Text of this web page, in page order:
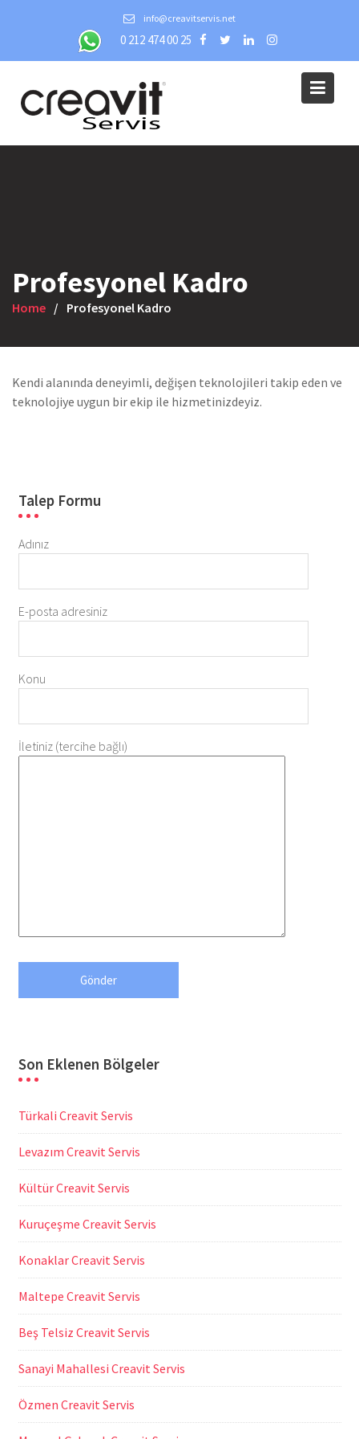
info@creavitservis.net
0 212 474 00 25
Profesyonel Kadro
Home Profesyonel Kadro
Kendi alanında deneyimli, değişen teknolojileri takip eden ve
teknolojiye uygun bir ekip ile hizmetinizdeyiz.
Talep Formu
Adınız
E-posta adresiniz
Konu
İletiniz (tercihe bağlı)
Son Eklenen Bölgeler
Türkali Creavit Servis
Levazım Creavit Servis
Kültür Creavit Servis
Kuruçeşme Creavit Servis
Konaklar Creavit Servis
Maltepe Creavit Servis
Beş Telsiz Creavit Servis
Sanayi Mahallesi Creavit Servis
Özmen Creavit Servis